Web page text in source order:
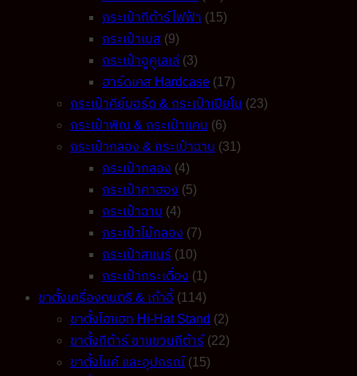
กระเป๋ากีต้าร์ไฟฟ้า (15)
กระเป๋าเบส (9)
กระเป๋าอูคูเลเล่ (3)
ฮาร์ดเคส Hardcase (17)
กระเป๋าคีย์บอร์ด & กระเป๋าเปียโน (23)
กระเป๋าพิณ & กระเป๋าแคน (6)
กระเป๋ากลอง & กระเป๋าฉาบ (31)
กระเป๋ากลอง (4)
กระเป๋าคาฮอง (5)
กระเป๋าฉาบ (4)
กระเป๋าไม้กลอง (7)
กระเป๋าสแนร์ (10)
กระเป๋ากระเดื่อง (1)
ขาตั้งเครื่องดนตรี & เก้าอี้ (114)
ขาตั้งไฮแฮท Hi-Hat Stand (2)
ขาตั้งกีต้าร์ ขาแขวนกีต้าร์ (22)
ขาตั้งไมค์ และอุปกรณ์ (15)